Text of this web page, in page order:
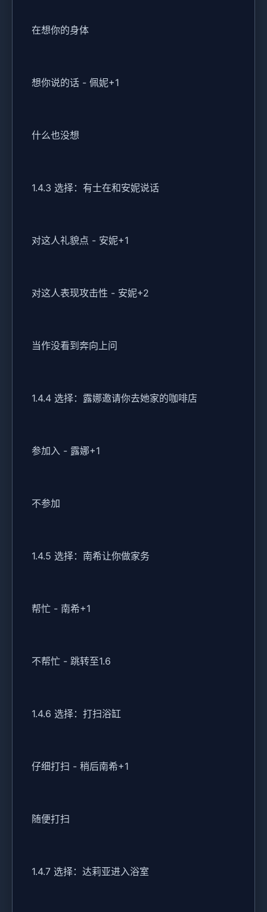
在想你的身体
想你说的话 - 佩妮+1
什么也没想
1.4.3 选择：有士在和安妮说话
对这人礼貌点 - 安妮+1
对这人表现攻击性 - 安妮+2
当作没看到奔向上问
1.4.4 选择：露娜邀请你去她家的咖啡店
参加入 - 露娜+1
不参加
1.4.5 选择：南希让你做家务
帮忙 - 南希+1
不帮忙 - 跳转至1.6
1.4.6 选择：打扫浴缸
仔细打扫 - 稍后南希+1
随便打扫
1.4.7 选择：达莉亚进入浴室